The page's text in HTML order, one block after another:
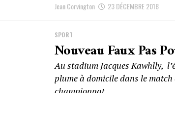
Jean Corvington 23 DÉCEMBRE 2018
SPORT
Nouveau Faux Pas
Au stadium Jacques Kawhlly,
plume à domicile dans le
championnat...